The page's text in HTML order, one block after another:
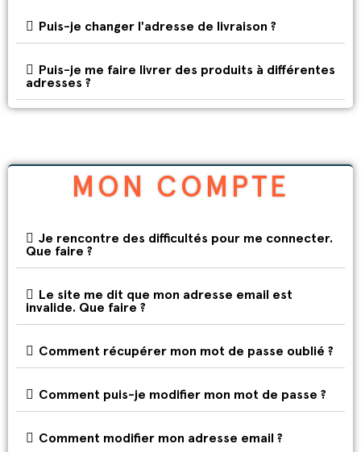
Puis-je changer l'adresse de livraison ?
Puis-je me faire livrer des produits à différentes
adresses ?
MON COMPTE
Je rencontre des difficultés pour me connecter.
Que faire ?
Le site me dit que mon adresse email est
invalide. Que faire ?
Comment récupérer mon mot de passe oublié ?
Comment puis-je modifier mon mot de passe ?
Comment modifier mon adresse email ?